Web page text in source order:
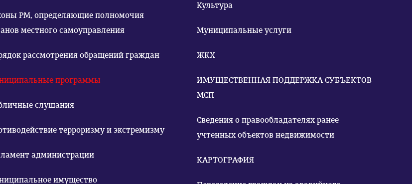
РМ, определяющие полномочия
местного самоуправления
рассмотрения обращений граждан
программы
слушания
терроризму и экстремизму
администрации
имущество
Культура
Муниципальные услуги
ЖКХ
ИМУЩЕСТВЕННАЯ ПОДДЕРЖКА СУБЪЕКТОВ
МСП
Сведения о правообладателях ранее
учтенных объектов недвижимости
КАРТОГРАФИЯ